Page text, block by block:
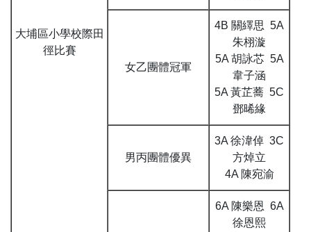
大埔區小學校際田
徑比賽
女乙團體冠軍
4B 關繹思 5A
朱栩漩
5A 胡詠芯 5A
韋子涵
5A 黃芷蕎 5C
鄧晞緣
男丙團體優異
3A 徐湋倬 3C
方焯立
4A 陳宛渝
6A 陳樂恩 6A
徐恩熙